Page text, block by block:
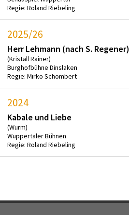
Regie: Roland Riebeling
2025/26
Herr Lehmann (nach S. Regener)
(Kristall Rainer)
Burghofbühne Dinslaken
Regie: Mirko Schombert
2024
Kabale und Liebe
(Wurm)
Wuppertaler Bühnen
Regie: Roland Riebeling